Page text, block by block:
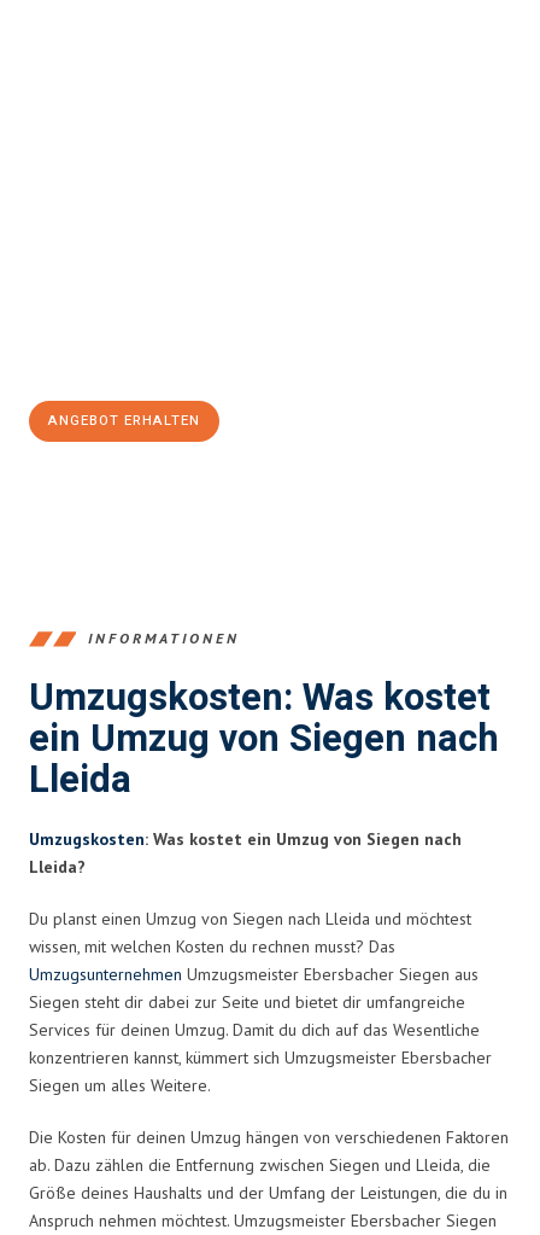
ANGEBOT ERHALTEN
INFORMATIONEN
Umzugskosten: Was kostet
ein Umzug von Siegen nach
Lleida
Umzugskosten: Was kostet ein Umzug von Siegen nach
Lleida?
Du planst einen Umzug von Siegen nach Lleida und möchtest
wissen, mit welchen Kosten du rechnen musst? Das
Umzugsunternehmen Umzugsmeister Ebersbacher Siegen aus
Siegen steht dir dabei zur Seite und bietet dir umfangreiche
Services für deinen Umzug. Damit du dich auf das Wesentliche
konzentrieren kannst, kümmert sich Umzugsmeister Ebersbacher
Siegen um alles Weitere.
Die Kosten für deinen Umzug hängen von verschiedenen Faktoren
ab. Dazu zählen die Entfernung zwischen Siegen und Lleida, die
Größe deines Haushalts und der Umfang der Leistungen, die du in
Anspruch nehmen möchtest. Umzugsmeister Ebersbacher Siegen